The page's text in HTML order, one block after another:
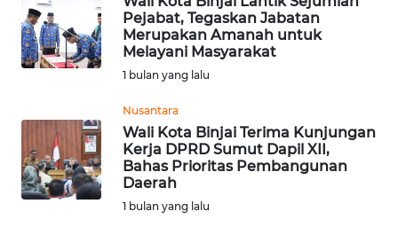
Pejabat, Tegaskan Jabatan
Merupakan Amanah untuk
Melayani Masyarakat
1 bulan yang lalu
Nusantara
Wali Kota Binjai Terima Kunjungan
Kerja DPRD Sumut Dapil XII,
Bahas Prioritas Pembangunan
Daerah
1 bulan yang lalu
PEDOMAN
MEDIA
SIBER
KARIR
DISCLAIMER